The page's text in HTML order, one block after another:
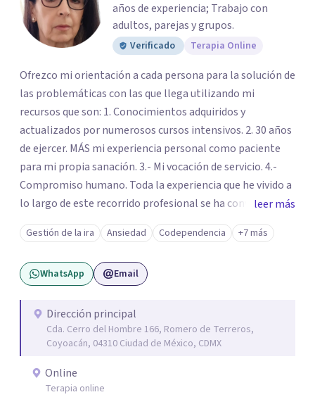
años de experiencia; Trabajo con
adultos, parejas y grupos.
Verificado Terapia Online
Ofrezco mi orientación a cada persona para la solución de
las problemáticas con las que llega utilizando mi
recursos que son: 1. Conocimientos adquiridos y
actualizados por numerosos cursos intensivos. 2. 30 años
de ejercer. MÁS mi experiencia personal como paciente
para mi propia sanación. 3.- Mi vocación de servicio. 4.-
Compromiso humano. Toda la experiencia que he vivido a
lo largo de este recorrido profesional se ha convertido en
una forma de vida congruente y satisfactoria en mi, por la
certeza de quien soy y de mis objetivos, que me han dado
el mando de mi existencia y este es mi objetivo para mis
pacientes en un ambiente de compresión y
leer más
Gestión de la ira Ansiedad Codependencia +7 más
WhatsApp Email
Dirección principal
Cda. Cerro del Hombre 166, Romero de Terreros,
Coyoacán, 04310 Ciudad de México, CDMX
Online
Terapia online